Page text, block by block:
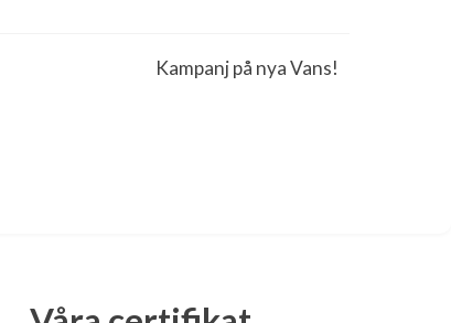
Kampanj på nya Vans!